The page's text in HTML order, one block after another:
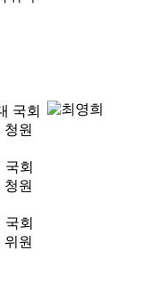
국회
청원
국회
청원
국회
위원